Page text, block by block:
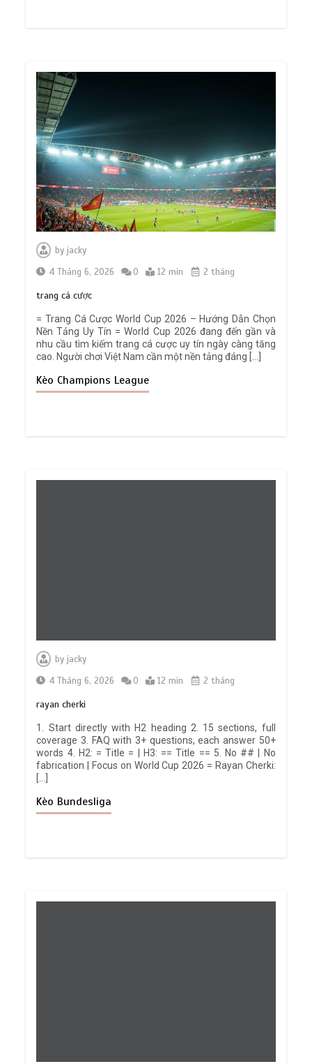
byjacky
4 Tháng 6, 2026
0 12 min 2 tháng
trang cá cược
= Trang Cá Cược World Cup 2026 – Hướng Dẫn Chọn
Nền Tảng Uy Tín = World Cup 2026 đang đến gần và
nhu cầu tìm kiếm trang cá cược uy tín ngày càng tăng
cao. Người chơi Việt Nam cần một nền tảng đáng […]
Kèo Champions League
byjacky
4 Tháng 6, 2026
0 12 min 2 tháng
rayan cherki
1. Start directly with H2 heading 2. 15 sections, full
coverage 3. FAQ with 3+ questions, each answer 50+
words 4. H2: = Title = | H3: == Title == 5. No ## | No
fabrication | Focus on World Cup 2026 = Rayan Cherki:
[…]
Kèo Bundesliga